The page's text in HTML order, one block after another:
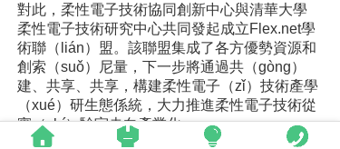
對此，柔性電子技術協同創新中心與清華大學
柔性電子技術研究中心共同發起成立Flex.net學
術聯（lián）盟。該聯盟集成了各方優勢資源和
創索（suǒ）尼量，下一步將通過共（gòng）
建、共享、共享，構建柔性電子（zǐ）技術產學
（xué）研生態係統，大力推進柔性電子技術從
實（shí）驗室走向產業化。